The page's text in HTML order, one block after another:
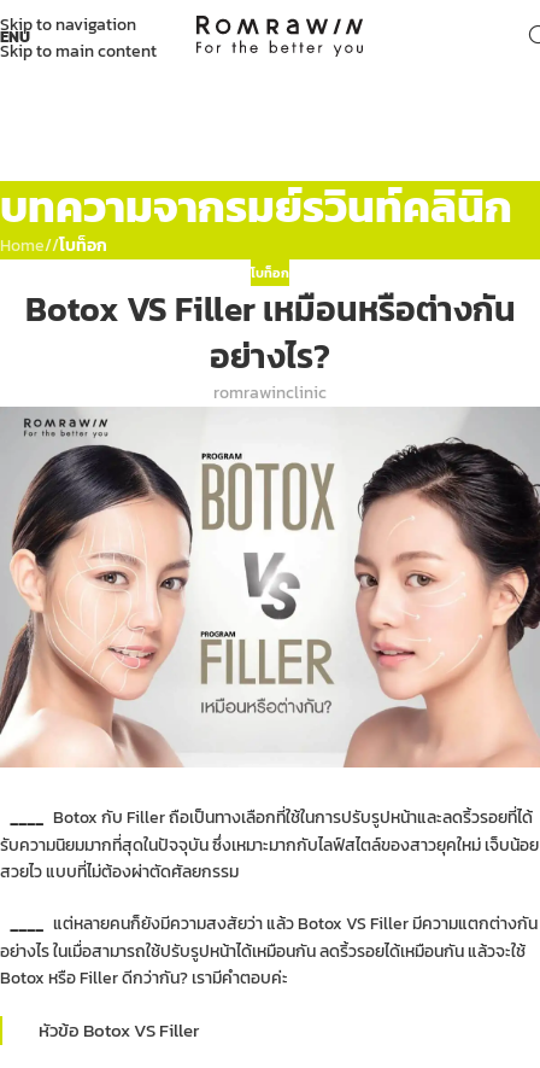
Skip to navigation
Skip to main content
บทความจากรมย์รวินท์คลินิก
Home/ โบท็อก
โบท็อก
Botox VS Filler เหมือนหรือต่างกัน
อย่างไร?
romrawinclinic
____ Botox กับ Filler ถือเป็นทางเลือกที่ใช้ในการปรับรูปหน้าและลดริ้วรอยที่ได้
รับความนิยมมากที่สุดในปัจจุบัน ซึ่งเหมาะมากกับไลฟ์สไตล์ของสาวยุคใหม่ เจ็บน้อย
สวยไว แบบที่ไม่ต้องผ่าตัดศัลยกรรม
____ แต่หลายคนก็ยังมีความสงสัยว่า แล้ว Botox VS Filler มีความแตกต่างกัน
อย่างไร ในเมื่อสามารถใช้ปรับรูปหน้าได้เหมือนกัน ลดริ้วรอยได้เหมือนกัน แล้วจะใช้
Botox หรือ Filler ดีกว่ากัน? เรามีคำตอบค่ะ
หัวข้อ Botox VS Filler